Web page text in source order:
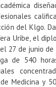
del Klgo.
Uribe, el
27 de junio
de 540
Medicina y